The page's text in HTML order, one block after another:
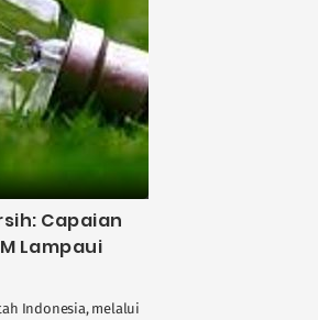
Capaian
Lampaui
Indonesia, melalui